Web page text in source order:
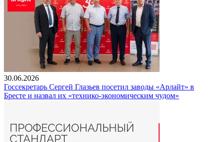
30.06.2026
Госсекретарь Сергей Глазьев посетил заводы «Арлайт» в
Бресте и назвал их «технико-экономическим чудом»